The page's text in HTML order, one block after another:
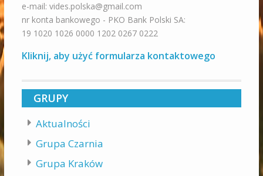
e-mail: vides.polska@gmail.com
nr konta bankowego - PKO Bank Polski SA:
19 1020 1026 0000 1202 0267 0222
Kliknij, aby użyć formularza kontaktowego
GRUPY
Aktualności
Grupa Czarnia
Grupa Kraków